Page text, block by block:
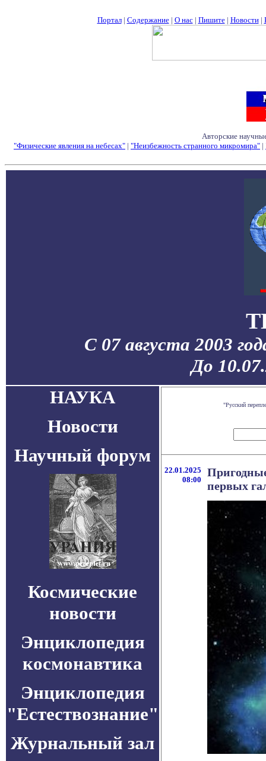
Портал| Содержание| О нас| Пишите| Новости|
Авторские
"Физические явления на небесах" | "Неизбежность странного микромира" |
С 07 августа 2003
До
НАУКА
Новости
Научный форум
Космические
новости
Энциклопедия
космонавтика
Энциклопедия
"Естествознание"
Журнальный зал
"Русский
22.01.2025
08:00
первых